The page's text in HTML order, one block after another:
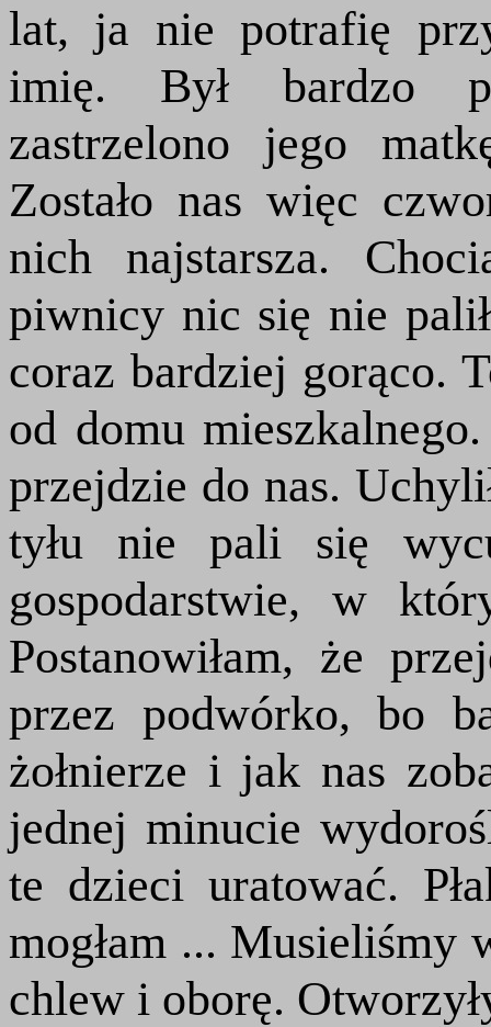
lat, ja nie potrafię
imię. Był bardzo
zastrzelono jego
Zostało nas więc
nich najstarsza.
piwnicy nic się nie
coraz bardziej gorąco.
od domu
przejdzie do nas.
tyłu nie pali się
gospodarstwie, w
Postanowiłam, że
przez podwórko, bo
żołnierze i jak nas
jednej minucie
te dzieci uratować.
mogłam ... Musieliśmy
chlew i oborę.